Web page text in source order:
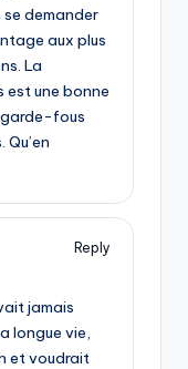
se demander
aux plus
La
est une bonne
garde-fous
Reply
jamais
longue vie,
et voudrait